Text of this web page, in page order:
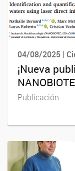
04/08/2025 |
¡Nueva
Publicación